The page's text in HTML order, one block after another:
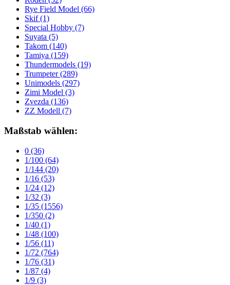
Rye Field Model (66)
Skif(1)
Special Hobby (7)
Suyata (5)
Takom (140)
Tamiya (159)
Thundermodels (19)
Trumpeter(289)
Unimodels (297)
Zimi Model (3)
Zvezda (136)
ZZ Modell (7)
Maßstab wählen:
0 (36)
1/100 (64)
1/144 (20)
1/16 (53)
1/24 (12)
1/32 (3)
1/35 (1556)
1/350 (2)
1/40 (1)
1/48 (100)
1/56 (11)
1/72 (764)
1/76 (31)
1/87 (4)
1/9 (3)